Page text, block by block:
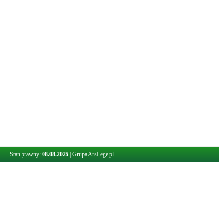
Stan prawny: 08.08.2026 Grupa ArsLege.pl